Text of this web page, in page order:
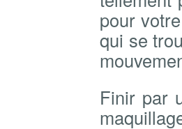
pour
qui se
Finir par